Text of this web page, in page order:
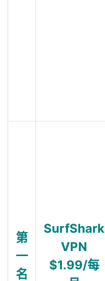
第
一
名
SurfShark
VPN
$1.99/每